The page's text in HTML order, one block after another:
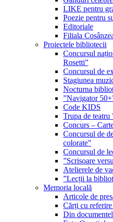
LIKE pentru
Poezie pentru
Editoriale
Filiala
Proiectele bibliotecii
Concursul
Rosetti”
Concursul de
Stagiunea
Nocturna
”Navigator
Code KIDS
Trupa de teatru
Concurs –
Concursul de
colorate”
Concursul de
”Scrisoare
Atelierele de
”Lecții la
Memoria locală
Articole de
Cărți cu
Din